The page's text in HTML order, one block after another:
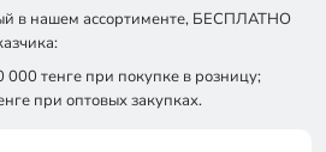
в нашем ассортименте, БЕСПЛАТНО
000 тенге при покупке в розницу;
при оптовых закупках.